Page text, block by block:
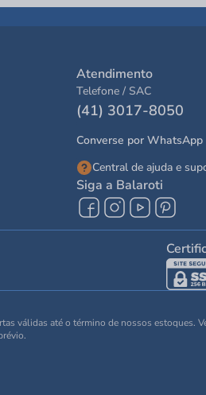
Atendimento
Telefone / SAC
(41) 3017-8050
Converse por WhatsApp
Central de ajuda e
Siga a Balaroti
válidas até o término de nossos estoques.